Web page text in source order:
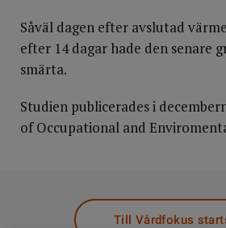
Såväl dagen efter avslutad
efter 14 dagar hade den senare
smärta.
Studien publicerades i
of Occupational and
Till Vårdfokus